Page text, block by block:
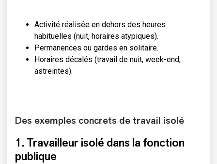
Activité réalisée en dehors des heures
habituelles (nuit, horaires atypiques).
Permanences ou gardes en solitaire.
Horaires décalés (travail de nuit, week-end,
astreintes).
Des exemples concrets de travail isolé
1. Travailleur isolé dans la fonction
publique